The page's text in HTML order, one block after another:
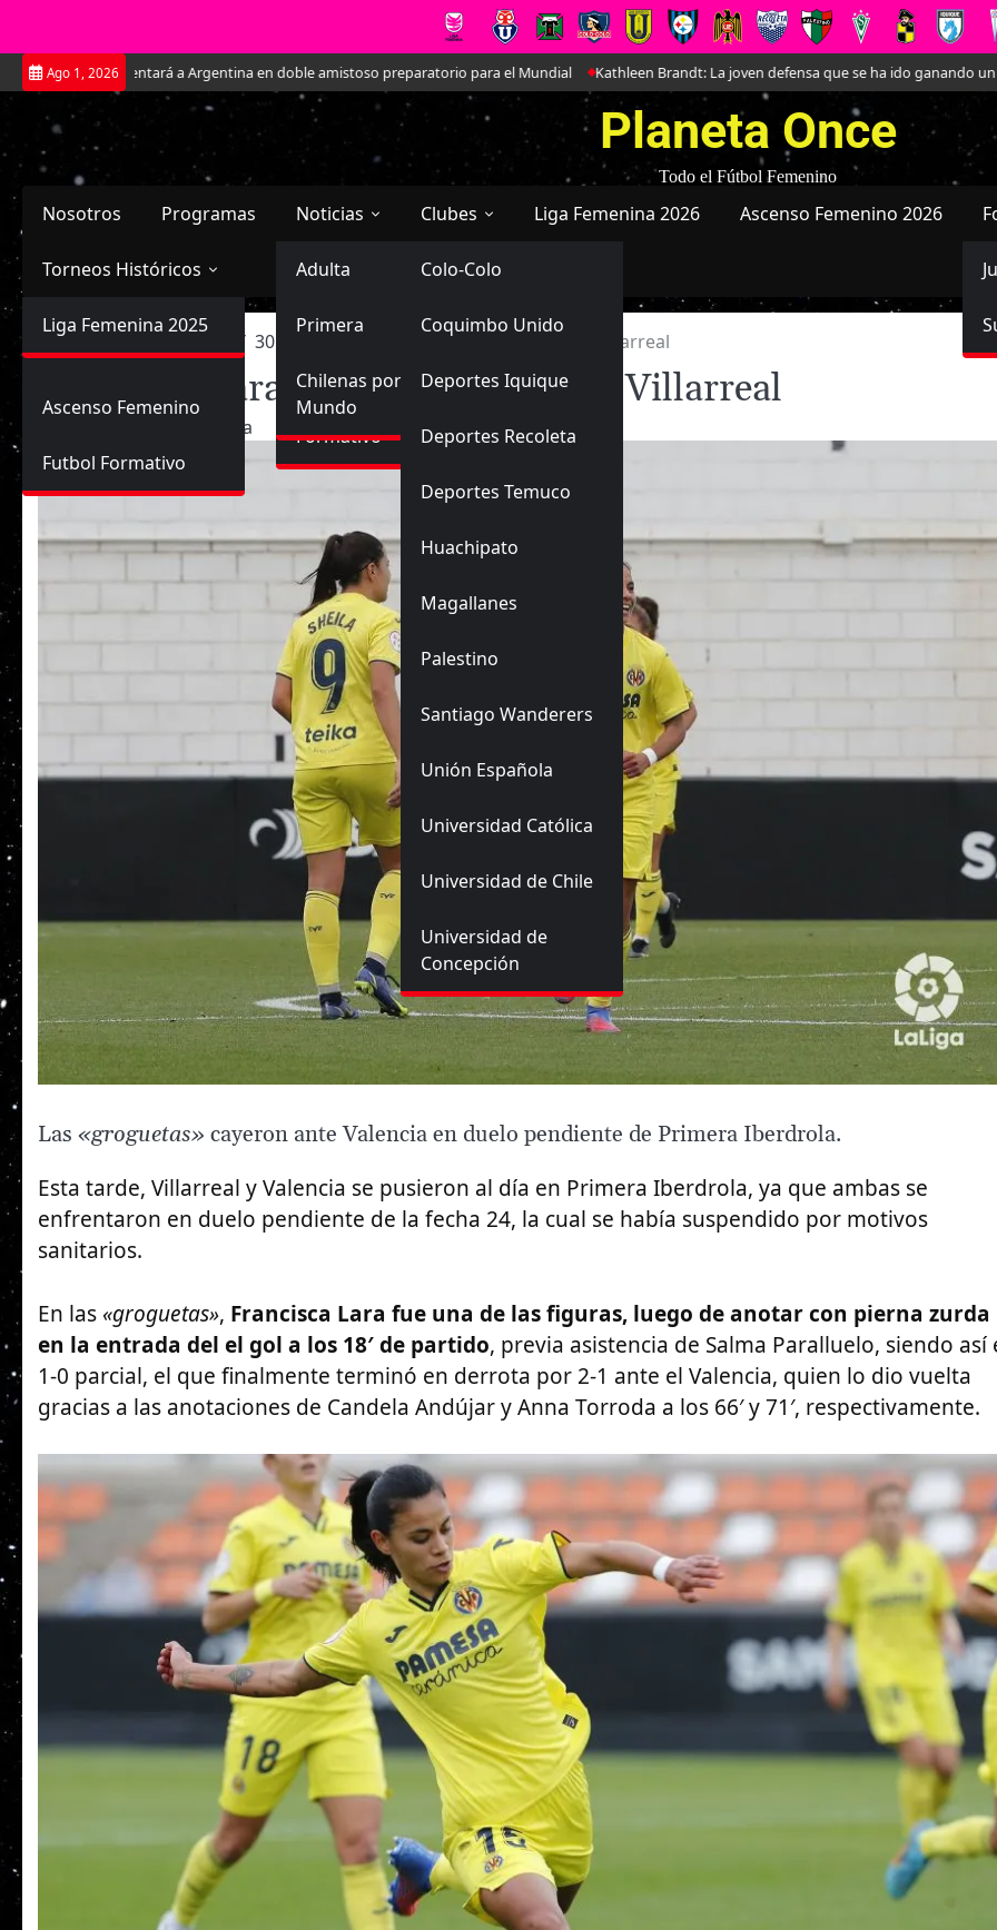
Saltar
al
contenido
Ago 1, 2026
a Argentina en doble amistoso preparatorio para el Mundial Kathleen Brandt: La joven defensa que se ha ido ganando un lugar en
Planeta Once
Todo el Fútbol Femenino
Nosotros Programas Noticias
Selección Chilena
Adulta
Sub-20
Sub-17
Futbol Nacional
Primera
Ascenso
Formativo
Futbol Internacional
Chilenas por el
Mundo
Clubes
Primera
Colo-Colo
Coquimbo Unido
Deportes Iquique
Deportes Recoleta
Deportes Temuco
Huachipato
Magallanes
Palestino
Santiago Wanderers
Unión Española
Universidad Católica
Universidad de Chile
Universidad de
Concepción
Ascenso
Liga Femenina 2026 Ascenso Femenino 2026
Torneos Históricos
Primera División
Femenina
Liga Femenina 2025
Ascenso Femenino
Futbol Formativo
Inicio 30 Francisca Lara anotó en derrota de Villarreal
Francisca Lara anotó en derrota de Villarreal
Planeta
Las «groguetas» cayeron ante Valencia en duelo pendiente de Primera Iberdrola.
Esta tarde, Villarreal y Valencia se pusieron al día en Primera Iberdrola, ya que ambas se
enfrentaron en duelo pendiente de la fecha 24, la cual se había suspendido por motivos
sanitarios.
En las «groguetas», Francisca Lara fue una de las figuras, luego de anotar con pierna zurda
en la entrada del el gol a los 18′ de partido, previa asistencia de Salma Paralluelo, siendo así
1-0 parcial, el que finalmente terminó en derrota por 2-1 ante el Valencia, quien lo dio vuelta
gracias a las anotaciones de Candela Andújar y Anna Torroda a los 66′ y 71′, respectivamente.